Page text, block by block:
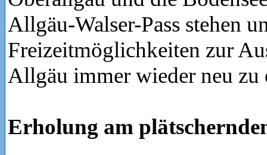
Allgäu-Walser-Pass stehen
Freizeitmöglichkeiten zur
Allgäu immer wieder neu zu
Erholung am